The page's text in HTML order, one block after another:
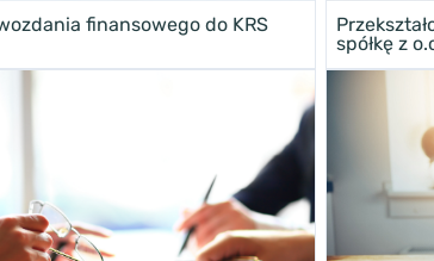
finansowego do KRS
spółkę z